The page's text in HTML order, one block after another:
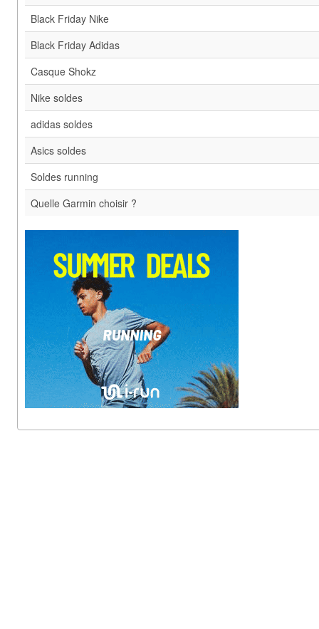
Black Friday Nike
Black Friday Adidas
Casque Shokz
Nike soldes
adidas soldes
Asics soldes
Soldes running
Quelle Garmin choisir ?